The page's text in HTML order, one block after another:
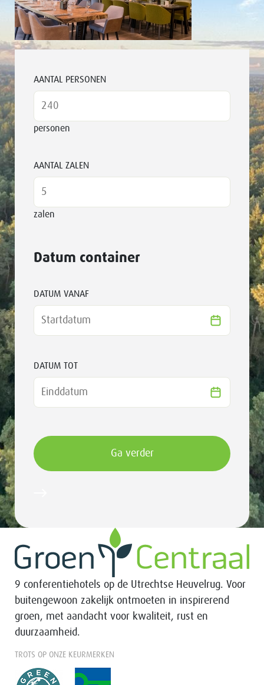
AANTAL PERSONEN
personen
AANTAL ZALEN
zalen
Datum container
DATUM VANAF
DATUM TOT
9 conferentiehotels op de Utrechtse Heuvelrug. Voor
buitengewoon zakelijk ontmoeten in inspirerend
groen, met aandacht voor kwaliteit, rust en
duurzaamheid.
TROTS OP ONZE KEURMERKEN